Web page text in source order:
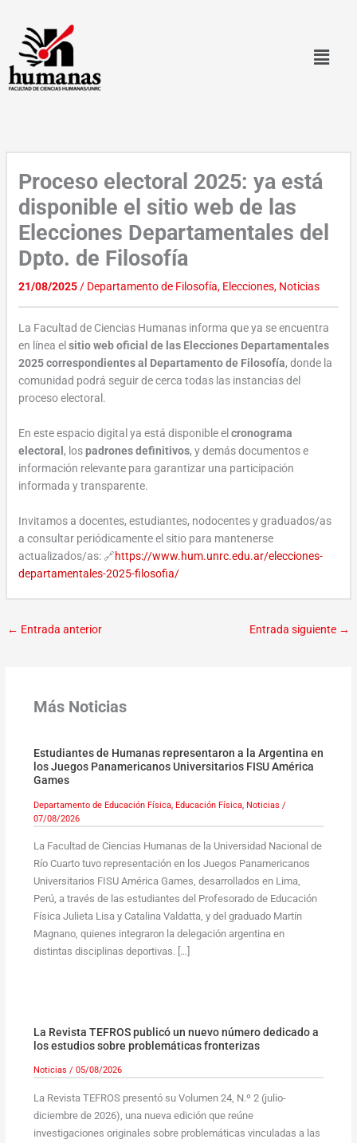
contenido
Proceso electoral 2025: ya está
disponible el sitio web de las
Elecciones Departamentales del
Dpto. de Filosofía
21/08/2025/ Departamento de Filosofía, Elecciones, Noticias
La Facultad de Ciencias Humanas informa que ya se encuentra
en línea elsitio web oficial de las Elecciones Departamentales
2025correspondientes al Departamento de Filosofía, donde la
comunidad podrá seguir de cerca todas las instancias del
proceso electoral.
En este espacio digital ya está disponible elcronograma
electoral , lospadrones definitivos, y demás documentos e
información relevante para garantizar una participación
informada y transparente.
Invitamos a docentes, estudiantes, nodocentes y graduados/as
a consultar periódicamente el sitio para mantenerse
actualizados/as: 🔗https://www.hum.unrc.edu.ar/elecciones-
departamentales-2025-filosofia/
← Entrada anterior Entrada siguiente →
Más Noticias
Estudiantes de Humanas representaron a la Argentina en
los Juegos Panamericanos Universitarios FISU América
Games
Departamento de Educación Física, Educación Física, Noticias /
07/08/2026
La Facultad de Ciencias Humanas de la Universidad Nacional de
Río Cuarto tuvo representación en los Juegos Panamericanos
Universitarios FISU América Games, desarrollados en Lima,
Perú, a través de las estudiantes del Profesorado de Educación
Física Julieta Lisa y Catalina Valdatta, y del graduado Martín
Magnano, quienes integraron la delegación argentina en
distintas disciplinas deportivas. […]
La Revista TEFROS publicó un nuevo número dedicado a
los estudios sobre problemáticas fronterizas
Noticias / 05/08/2026
La Revista TEFROS presentó su Volumen 24, N.º 2 (julio-
diciembre de 2026), una nueva edición que reúne
investigaciones originales sobre problemáticas vinculadas a las